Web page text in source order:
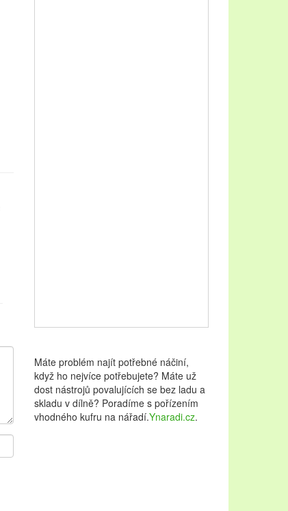
Máte problém najít potřebné náčiní,
když ho nejvíce potřebujete? Máte už
dost nástrojů povalujících se bez ladu a
skladu v dílně? Poradíme s pořízením
vhodného kufru na nářadí.Ynaradi.cz.